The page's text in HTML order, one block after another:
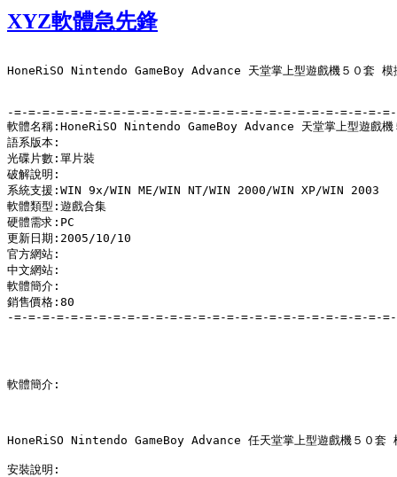
XYZ軟體急先鋒
HoneRiSO Nintendo GameBoy Advance 天堂掌上型遊戲機５０套 模
-=-=-=-=-=-=-=-=-=-=-=-=-=-=-=-=-=-=-=-=-=-=-=-=-=-=-
軟體名稱:HoneRiSO Nintendo GameBoy Advance 天堂掌上型遊戲機
語系版本:
光碟片數:單片裝
破解說明:
系統支援:WIN 9x/WIN ME/WIN NT/WIN 2000/WIN XP/WIN 2003
軟體類型:遊戲合集
硬體需求:PC
更新日期:2005/10/10
官方網站:
中文網站:
軟體簡介:
銷售價格:80
-=-=-=-=-=-=-=-=-=-=-=-=-=-=-=-=-=-=-=-=-=-=-=-=-=-=-
軟體簡介:
HoneRiSO Nintendo GameBoy Advance 任天堂掌上型遊戲機５０套
安裝說明: